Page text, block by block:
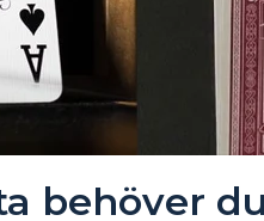
behöver